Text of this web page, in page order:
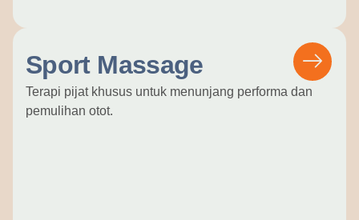
Sport Massage
Terapi pijat khusus untuk menunjang performa dan
pemulihan otot.